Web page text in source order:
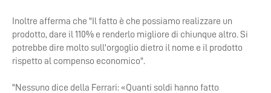
Inoltre afferma che "Il fatto è che possiamo realizzare un
prodotto, dare il 110% e renderlo migliore di chiunque altro. Si
potrebbe dire molto sull'orgoglio dietro il nome e il prodotto
rispetto al compenso economico".
"Nessuno dice della Ferrari: «Quanti soldi hanno fatto